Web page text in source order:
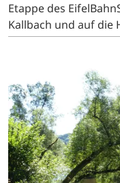
Etappe des
Kallbach und auf die